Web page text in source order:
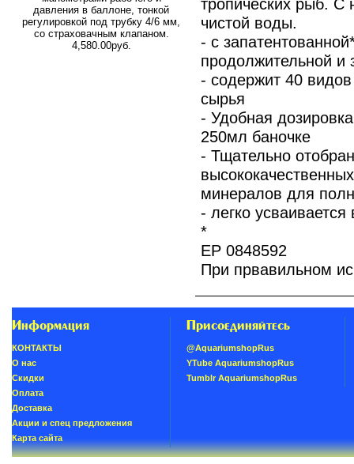
давления в баллоне, тонкой
регулировкой под трубку 4/6 мм,
со страховачным клапаном.
4,580.00руб.
чистой воды.
- с
продолжительной и
- содержит 40 видов
сырья
- Удобная
250мл баночке
- Тщательно
минералов для
- легко
*
EP 0848592
При првавильном
Информация
КОНТАКТЫ
О нас
Скидки
Oплатa
Доставка
Акции и спец предложения
Карта сайта
Присоединяйтесь
@AquariumshopRus
YTube AquariumshopRus
Tumblr AquariumshopRus